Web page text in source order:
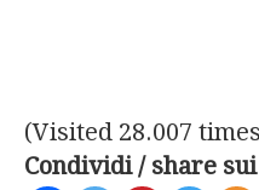
(Visited 28.007
Condividi / share